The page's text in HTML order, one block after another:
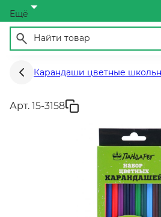
Ещё
Карандаши цветные
Арт. 15-3158